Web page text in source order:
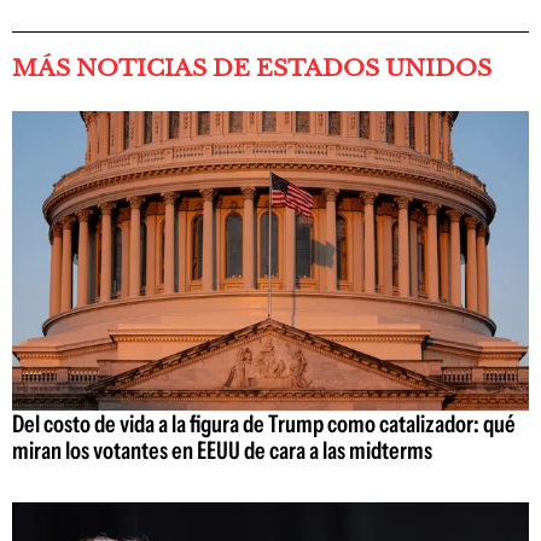
MÁS NOTICIAS DE ESTADOS UNIDOS
Del costo de vida a la figura de Trump como catalizador: qué
miran los votantes en EEUU de cara a las midterms